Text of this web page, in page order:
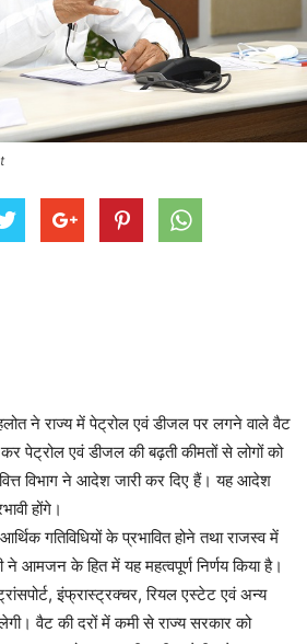
ने राज्य में पेट्रोल एवं डीजल पर लगने वाले वैट
पेट्रोल एवं डीजल की बढ़ती कीमतों से लोगों को
विभाग ने आदेश जारी कर दिए हैं। यह आदेश
होंगे।
गतिविधियों के प्रभावित होने तथा राजस्व में
आमजन के हित में यह महत्वपूर्ण निर्णय किया है।
इंफ्रास्ट्रक्चर, रियल एस्टेट एवं अन्य
वैट की दरों में कमी से राज्य सरकार को